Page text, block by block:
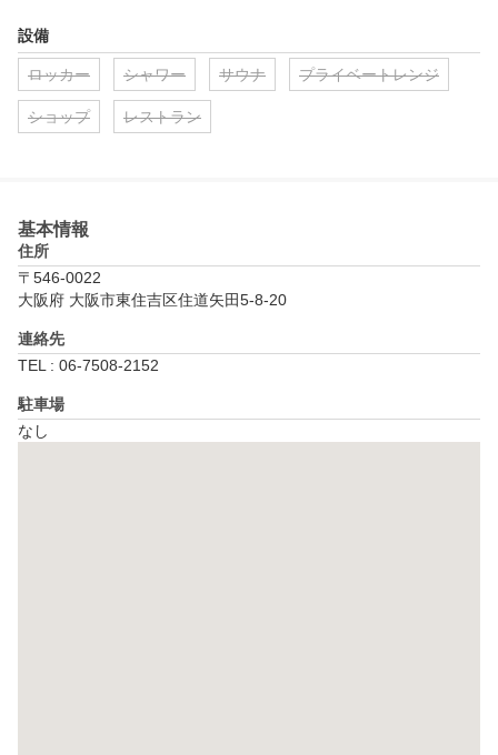
設備
ロッカー シャワー サウナ プライベートレンジ
ショップ レストラン
基本情報
住所
〒546-0022
大阪府 大阪市東住吉区住道矢田5-8-20
連絡先
TEL : 06-7508-2152
駐車場
なし